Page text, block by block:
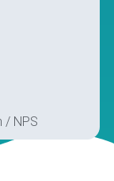
/ NPS